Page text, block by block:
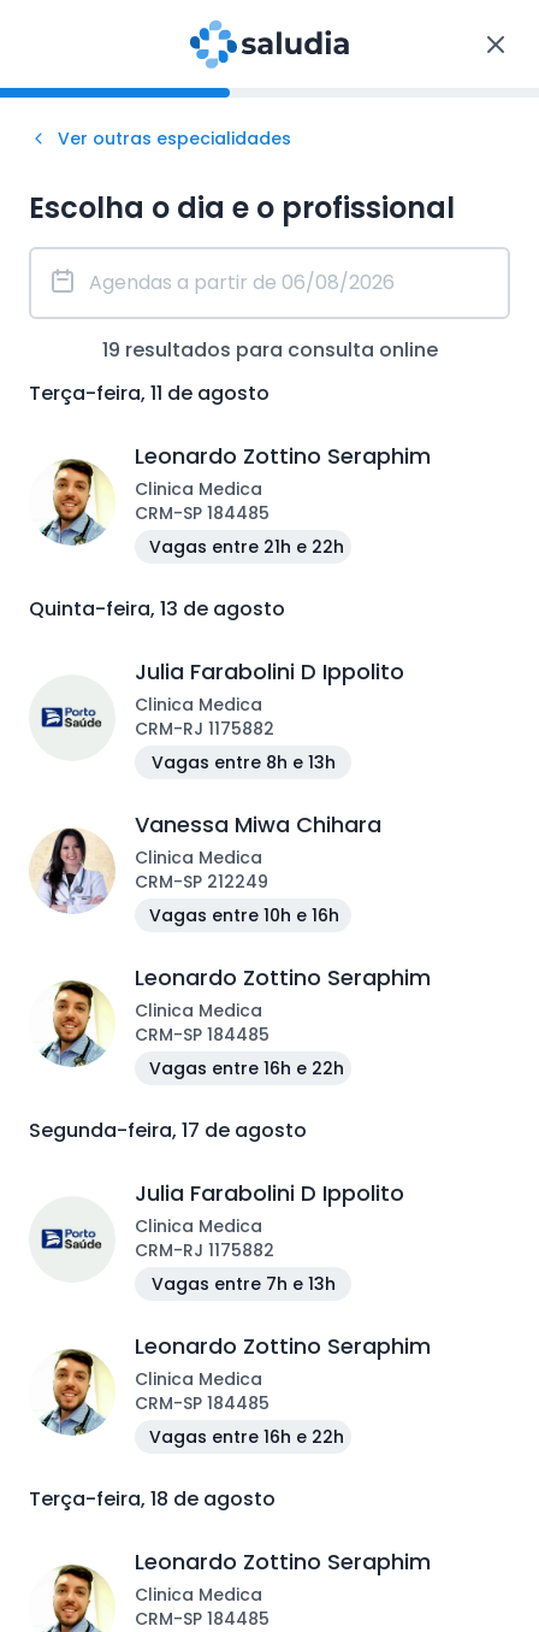
Ver outras especialidades
Escolha o dia e o profissional
19 resultados para consulta online
Terça-feira, 11 de agosto
Leonardo Zottino Seraphim
Clinica Medica
CRM-SP 184485
Vagas entre 21h e 22h
Quinta-feira, 13 de agosto
Julia Farabolini D Ippolito
Clinica Medica
CRM-RJ 1175882
Vagas entre 8h e 13h
Vanessa Miwa Chihara
Clinica Medica
CRM-SP 212249
Vagas entre 10h e 16h
Leonardo Zottino Seraphim
Clinica Medica
CRM-SP 184485
Vagas entre 16h e 22h
Segunda-feira, 17 de agosto
Julia Farabolini D Ippolito
Clinica Medica
CRM-RJ 1175882
Vagas entre 7h e 13h
Leonardo Zottino Seraphim
Clinica Medica
CRM-SP 184485
Vagas entre 16h e 22h
Terça-feira, 18 de agosto
Leonardo Zottino Seraphim
Clinica Medica
CRM-SP 184485